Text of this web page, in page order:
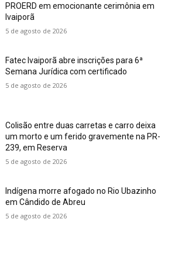
PROERD em emocionante cerimônia em
Ivaiporã
5 de agosto de 2026
Fatec Ivaiporã abre inscrições para 6ª
Semana Jurídica com certificado
5 de agosto de 2026
Colisão entre duas carretas e carro deixa
um morto e um ferido gravemente na PR-
239, em Reserva
5 de agosto de 2026
Indígena morre afogado no Rio Ubazinho
em Cândido de Abreu
5 de agosto de 2026